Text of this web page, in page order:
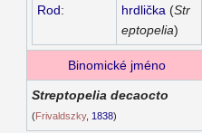
Rod: hrdlička (Str
eptopelia)
Binomické jméno
Streptopelia decaocto
(Frivaldszky, 1838)